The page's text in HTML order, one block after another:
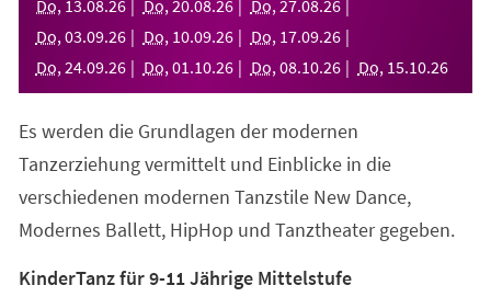
Tab)
Do, 13.08.26 Do, 20.08.26 Do, 27.08.26
Do, 03.09.26 Do, 10.09.26 Do, 17.09.26
Do, 24.09.26 Do, 01 .10.26 Do, 08.10.26 Do, 15.10.26
Es werden die Grundlagen der modernen
Tanzerziehung vermittelt und Einblicke in die
verschiedenen modernen Tanzstile New Dance,
Modernes Ballett, HipHop und Tanztheater gegeben.
KinderTanz für 9-11 Jährige Mittelstufe